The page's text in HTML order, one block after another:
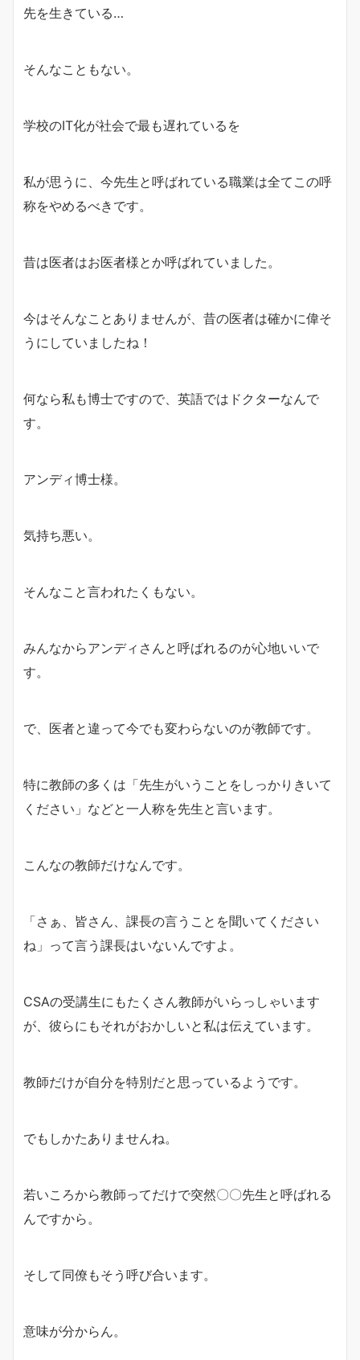
先を生きている…
そんなこともない。
学校のIT化が社会で最も遅れているを
私が思うに、今先生と呼ばれている職業は全てこの呼
称をやめるべきです。
昔は医者はお医者様とか呼ばれていました。
今はそんなことありませんが、昔の医者は確かに偉そ
うにしていましたね！
何なら私も博士ですので、英語ではドクターなんで
す。
アンディ博士様。
気持ち悪い。
そんなこと言われたくもない。
みんなからアンディさんと呼ばれるのが心地いいで
す。
で、医者と違って今でも変わらないのが教師です。
特に教師の多くは「先生がいうことをしっかりきいて
ください」などと一人称を先生と言います。
こんなの教師だけなんです。
「さぁ、皆さん、課長の言うことを聞いてください
ね」って言う課長はいないんですよ。
CSAの受講生にもたくさん教師がいらっしゃいます
が、彼らにもそれがおかしいと私は伝えています。
教師だけが自分を特別だと思っているようです。
でもしかたありませんね。
若いころから教師ってだけで突然〇〇先生と呼ばれる
んですから。
そして同僚もそう呼び合います。
意味が分からん。